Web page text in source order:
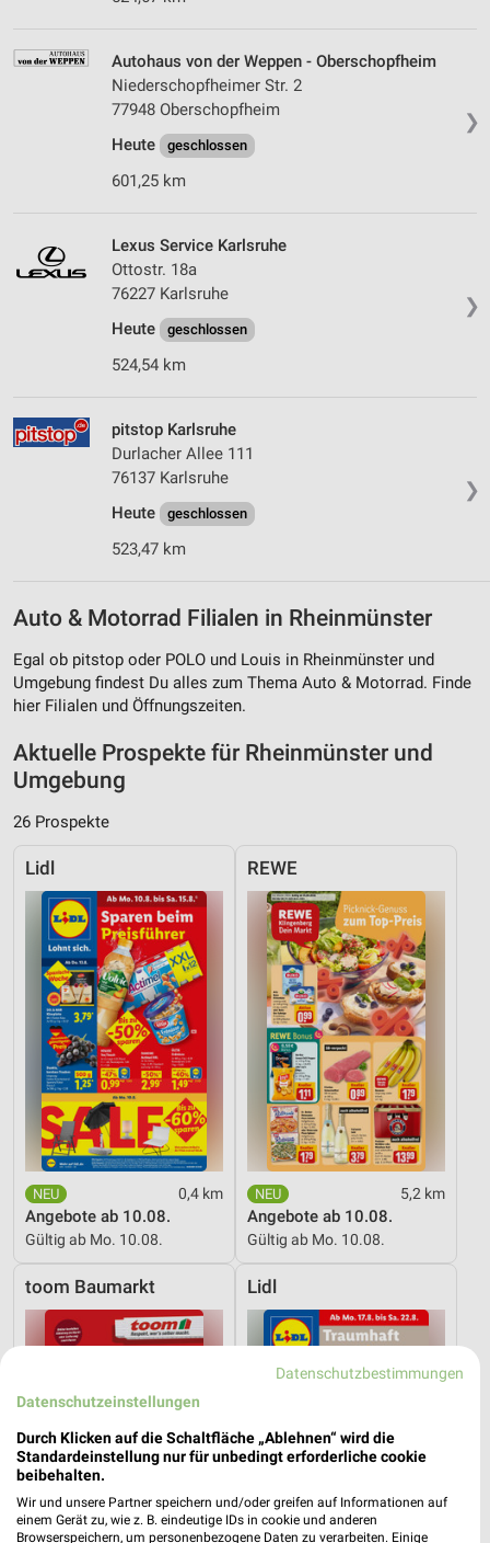
❯
Autohaus von der Weppen - Oberschopfheim
Niederschopfheimer Str. 2
77948 Oberschopfheim
Heute
geschlossen
601,25 km
❯
Lexus Service Karlsruhe
Ottostr. 18a
76227 Karlsruhe
Heute
geschlossen
524,54 km
❯
pitstop Karlsruhe
Durlacher Allee 111
76137 Karlsruhe
Heute
geschlossen
523,47 km
Auto & Motorrad Filialen in Rheinmünster
Egal ob pitstop oder POLO und Louis in Rheinmünster und
Umgebung findest Du alles zum Thema Auto & Motorrad. Finde
hier Filialen und Öffnungszeiten.
Aktuelle Prospekte für Rheinmünster und
Umgebung
26 Prospekte
Lidl
0,4 km
Angebote ab 10.08.
Gültig ab Mo. 10.08.
REWE
5,2 km
Angebote ab 10.08.
Gültig ab Mo. 10.08.
toom Baumarkt Lidl
Datenschutzbestimmungen
Datenschutzeinstellungen
Durch Klicken auf die Schaltfläche „Ablehnen“ wird die
Standardeinstellung nur für unbedingt erforderliche cookie
beibehalten.
Wir und unsere Partner speichern und/oder greifen auf Informationen auf
einem Gerät zu, wie z. B. eindeutige IDs in cookie und anderen
Browserspeichern, um personenbezogene Daten zu verarbeiten. Einige